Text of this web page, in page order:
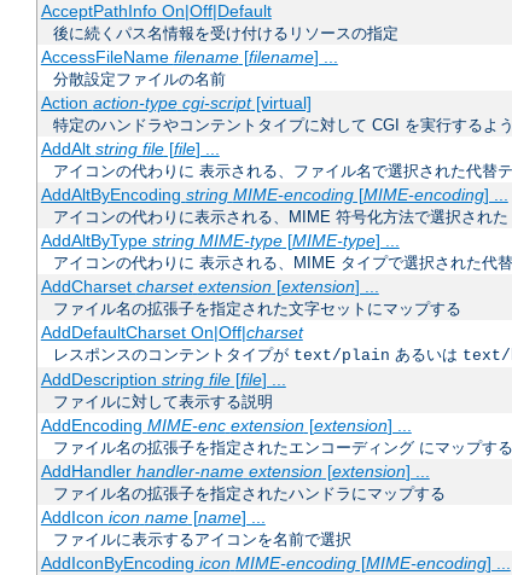
AcceptPathInfo On|Off|Default
後に続くパス名情報を受け付けるリソースの指定
AccessFileName filename[filename] ...
分散設定ファイルの名前
Action action-type cgi-script[virtual]
特定のハンドラやコンテントタイプに対して CGI を実行するよ
AddAlt string file[file] ...
アイコンの代わりに 表示される、ファイル名で選択された代替
AddAltByEncoding string MIME-encoding[MIME-encoding] ...
アイコンの代わりに表示される、MIME 符号化方法で選択された
AddAltByType string MIME-type[MIME-type] ...
アイコンの代わりに 表示される、MIME タイプで選択された代
AddCharset charset extension[extension] ...
ファイル名の拡張子を指定された文字セットにマップする
AddDefaultCharset On|Off|charset
レスポンスのコンテントタイプが text/plain あるいは text/
AddDescription string file[file] ...
ファイルに対して表示する説明
AddEncoding MIME-enc extension[extension] ...
ファイル名の拡張子を指定されたエンコーディング にマップする
AddHandler handler-name extension[extension] ...
ファイル名の拡張子を指定されたハンドラにマップする
AddIcon icon name[name] ...
ファイルに表示するアイコンを名前で選択
AddIconByEncoding icon MIME-encoding[MIME-encoding] ...